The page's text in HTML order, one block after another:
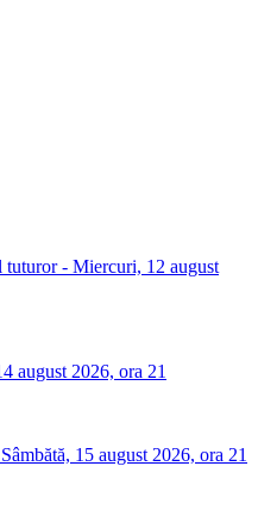
- Miercuri, 12 august
august 2026, ora 21
15 august 2026, ora 21